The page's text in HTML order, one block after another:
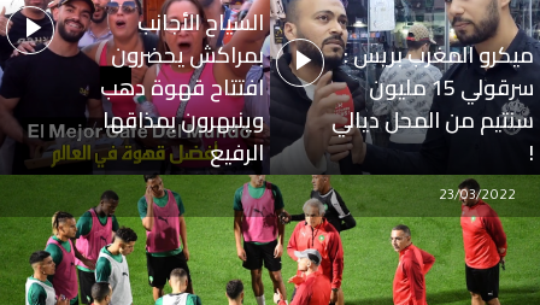
ميكرو المغرب بريس :
سرقولي 15 مليون
سنتيم من المحل ديالي
!
السياح الأجانب
بمراكش يحضرون
افتتاح قهوة دهب
وينبهرون بمذاقها
الرفيع
23/03/2022